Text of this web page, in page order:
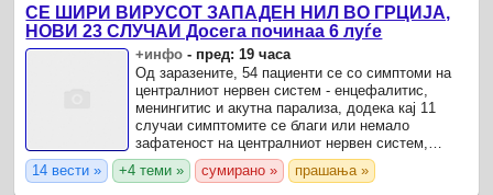
СЕ ШИРИ ВИРУСОТ ЗАПАДЕН НИЛ ВО ГРЦИЈА,
НОВИ 23 СЛУЧАИ Досега починаа 6 луѓе
+инфо - пред: 19 часа
Од заразените, 54 пациенти се со симптоми на
централниот нервен систем - енцефалитис,
менингитис и акутна парализа, додека кај 11
случаи симптомите се благи или немало
зафатеност на централниот нервен систем,
соопштија здравствените власти во Грција.
14 вести » +4 теми » сумирано » прашања »